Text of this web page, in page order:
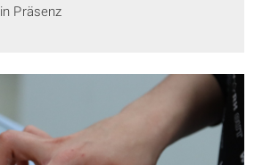
in Präsenz